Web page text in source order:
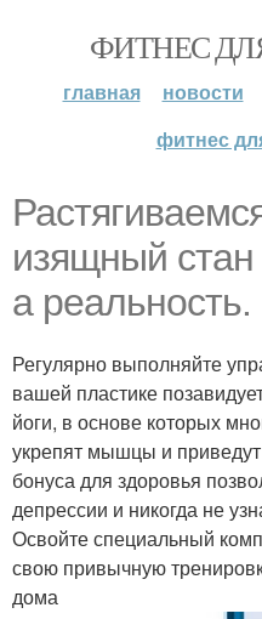
ФИТНЕС
главная новости
фитнес
изящный стан
а реальность.
Регулярно выполняйте
вашей пластике
йоги, в основе которых
укрепят мышцы и
бонуса для здоровья
депрессии и никогда не
Освойте специальный
свою привычную
дома